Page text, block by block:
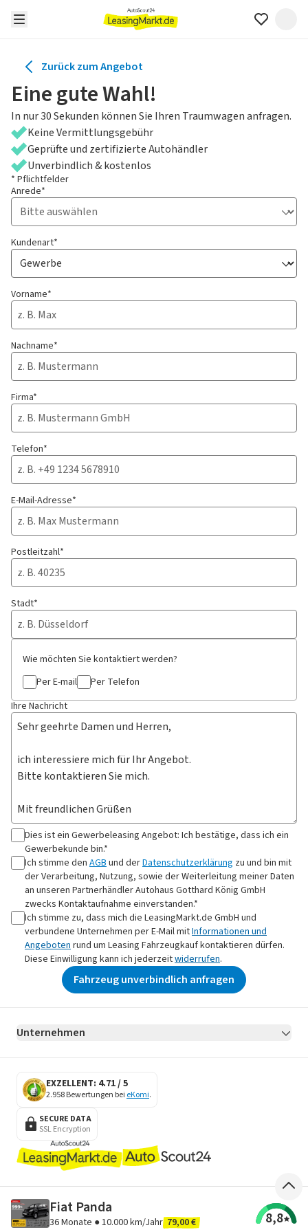
Zurück zum Angebot
Eine gute Wahl!
In nur 30 Sekunden können Sie Ihren Traumwagen anfragen.
Keine Vermittlungsgebühr
Geprüfte und zertifizierte Autohändler
Unverbindlich & kostenlos
* Pflichtfelder
Anrede*
Kundenart*
Vorname*
Nachname*
Firma*
Telefon*
E-Mail-Adresse*
Postleitzahl*
Stadt*
Wie möchten Sie kontaktiert werden?
Per E-mail
Per Telefon
Ihre Nachricht
Dies ist ein Gewerbeleasing Angebot: Ich bestätige, dass ich ein
Gewerbekunde bin.*
Ich stimme den AGBund derDatenschutzerklärung zu und bin mit
der Verarbeitung, Nutzung, sowie der Weiterleitung meiner Daten
an unseren Partnerhändler Autohaus Gotthard König GmbH
zwecks Kontaktaufnahme einverstanden.*
Ich stimme zu, dass mich die LeasingMarkt.de GmbH und
verbundene Unternehmen per E-Mail mitInformationen und
Angebotenrund um Leasing Fahrzeugkauf kontaktieren dürfen.
Diese Einwilligung kann ich jederzeitwiderrufen.
Fahrzeug unverbindlich anfragen
Fiat Panda
36Monate ●10.000 km/Jahr 79,00 € 8,8
Unternehmen
EXZELLENT: 4.71 / 5
2.958 Bewertungen bei eKomi.
SECURE DATA
SSL Encryption